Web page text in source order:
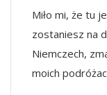
Miło mi, że tu
zostaniesz na
Niemczech,
moich